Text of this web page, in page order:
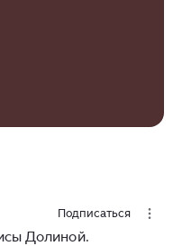
Подписаться
Долиной.